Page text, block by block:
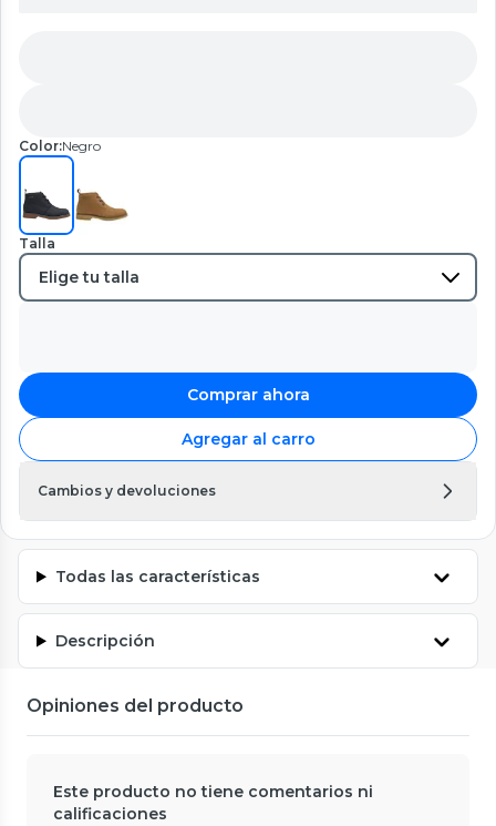
Color:Negro
Talla
Comprar ahora
Agregar al carro
Cambios y devoluciones
Todas las características
Descripción
Opiniones del producto
Este producto no tiene comentarios ni
calificaciones